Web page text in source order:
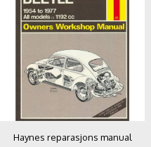
Haynes reparasjons manual